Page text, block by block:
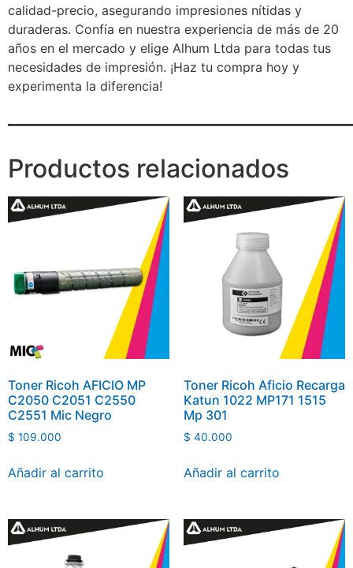
calidad-precio, asegurando impresiones nítidas y
duraderas. Confía en nuestra experiencia de más de 20
años en el mercado y elige Alhum Ltda para todas tus
necesidades de impresión. ¡Haz tu compra hoy y
experimenta la diferencia!
Productos relacionados
Toner Ricoh AFICIO MP
C2050 C2051 C2550
C2551 Mic Negro
$ 109.000
Añadir al carrito
Toner Ricoh Aficio Recarga
Katun 1022 MP171 1515
Mp 301
$ 40.000
Añadir al carrito